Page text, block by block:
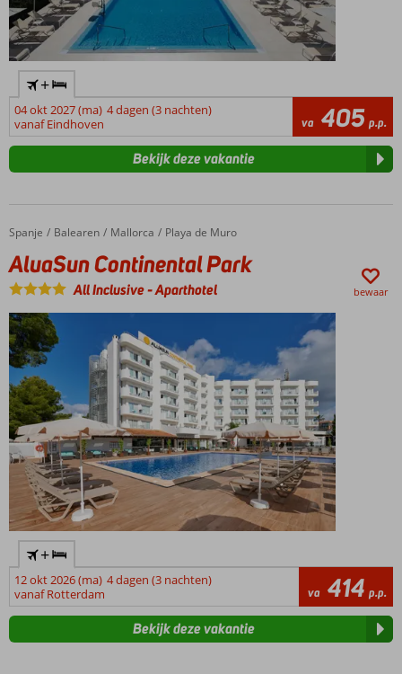
+
04 okt 2027 (ma) 4 dagen (3 nachten)
vanaf Eindhoven
va 405 p.p.
Bekijk deze vakantie
Home
Spanje Balearen Mallorca Playa de Muro
AluaSun Continental Park
AluaSun Continental Park
All Inclusive-Aparthotel bewaar
+
12 okt 2026 (ma) 4 dagen (3 nachten)
vanaf Rotterdam
va 414 p.p.
Bekijk deze vakantie